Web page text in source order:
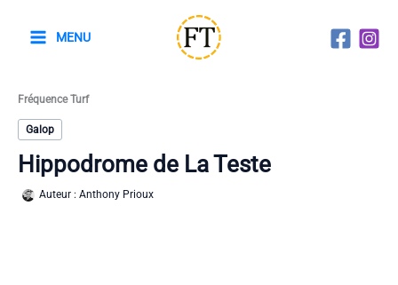
MENU
Fréquence Turf
Galop
Hippodrome de La Teste
Auteur : Anthony Prioux